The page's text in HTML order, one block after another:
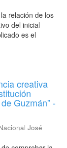
relación de los
del inicial
es el
creativa
Guzmán” -
José